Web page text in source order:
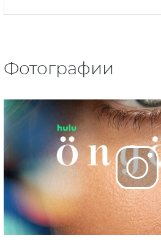
Фотографии